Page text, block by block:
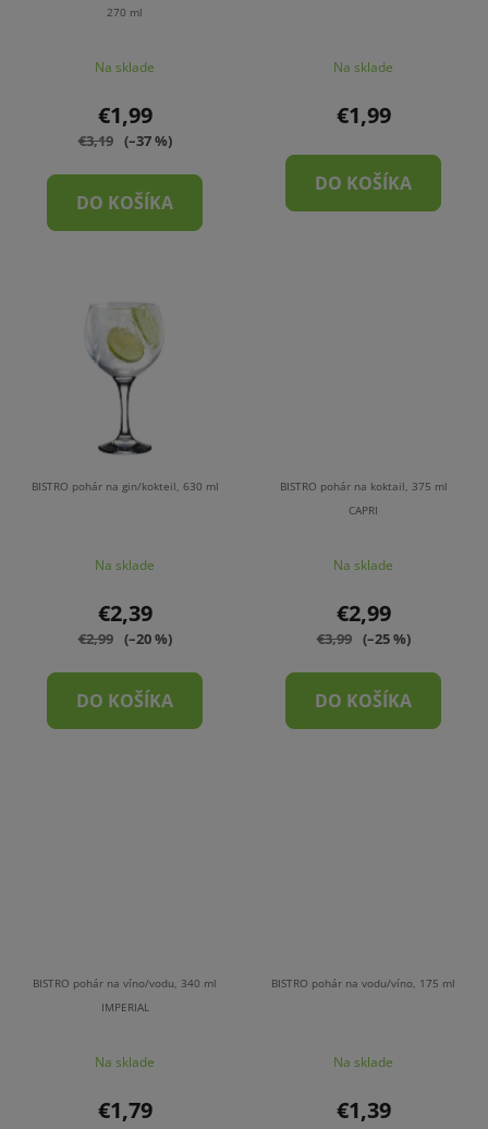
270 ml
Na sklade
€1,99
€3,19 (–37 %)
DO KOŠÍKA
Na sklade
€1,99
DO KOŠÍKA
BISTRO pohár na gin/kokteil, 630 ml
Na sklade
€2,39
€2,99 (–20 %)
DO KOŠÍKA
BISTRO pohár na koktail, 375 ml
CAPRI
Na sklade
€2,99
€3,99 (–25 %)
DO KOŠÍKA
BISTRO pohár na víno/vodu, 340 ml
IMPERIAL
Na sklade
€1,79
BISTRO pohár na vodu/víno, 175 ml
Na sklade
€1,39